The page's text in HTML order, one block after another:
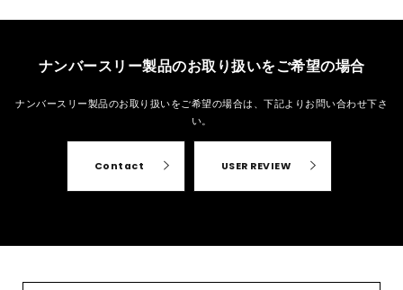
ナンバースリー製品のお取り扱いをご希望の場合
ナンバースリー製品のお取り扱いをご希望の場合は、 下記よりお問い合わせ下さ
い。
Contact USER REVIEW